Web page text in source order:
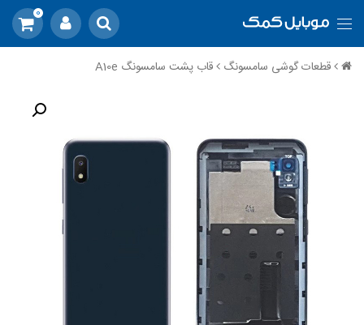
0
قطعات گوشی سامسونگ قاب پشت سامسونگ A10e